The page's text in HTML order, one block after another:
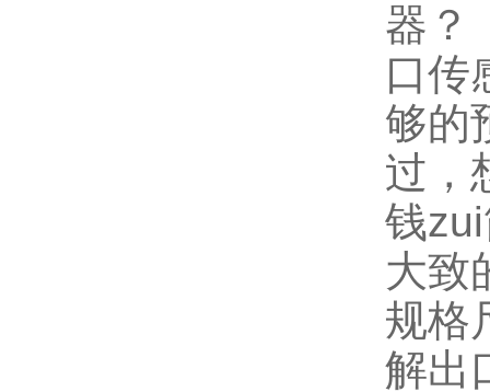
器？
口传
够的
过，
钱
大致
规格
解出